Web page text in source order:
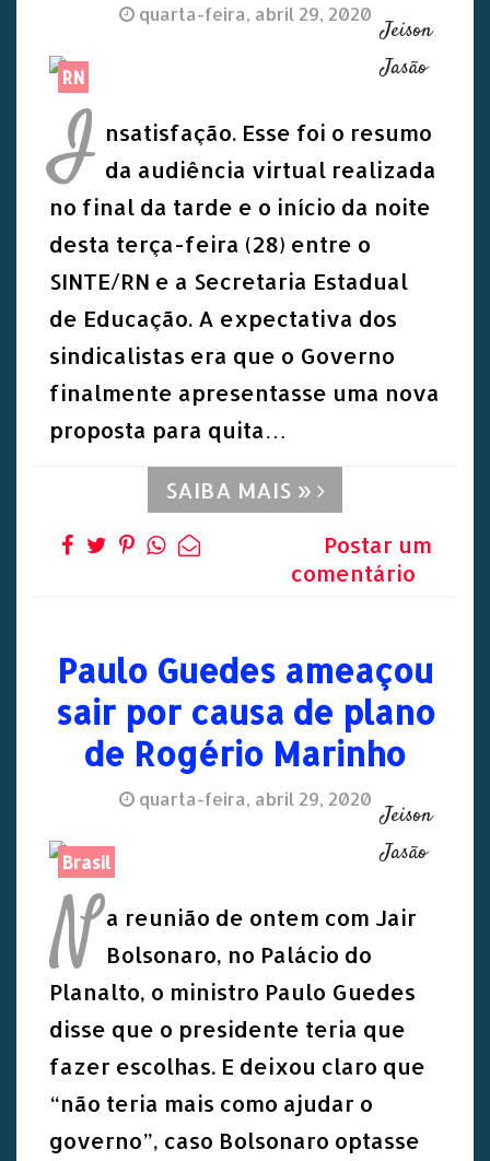
quarta-feira, abril 29, 2020
RN
Jeison
Jasão
I nsatisfação. Esse foi o resumo
da audiência virtual realizada
no final da tarde e o início da noite
desta terça-feira (28) entre o
SINTE/RN e a Secretaria Estadual
de Educação. A expectativa dos
sindicalistas era que o Governo
finalmente apresentasse uma nova
proposta para quita…
SAIBA MAIS »
Postar um
comentário
Paulo Guedes ameaçou
sair por causa de plano
de Rogério Marinho
quarta-feira, abril 29, 2020
Brasil
Jeison
Jasão
N a reunião de ontem com Jair
Bolsonaro, no Palácio do
Planalto, o ministro Paulo Guedes
disse que o presidente teria que
fazer escolhas. E deixou claro que
“não teria mais como ajudar o
governo”, caso Bolsonaro optasse